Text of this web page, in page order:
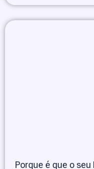
Porque é que o